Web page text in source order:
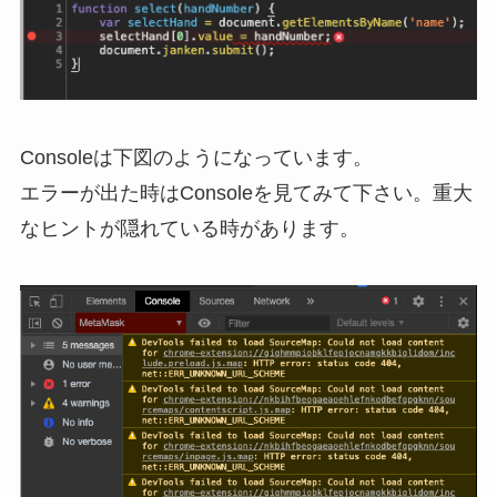
Consoleは下図のようになっています。
エラーが出た時はConsoleを見てみて下さい。重大
なヒントが隠れている時があります。